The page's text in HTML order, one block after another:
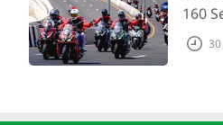
160
งาน